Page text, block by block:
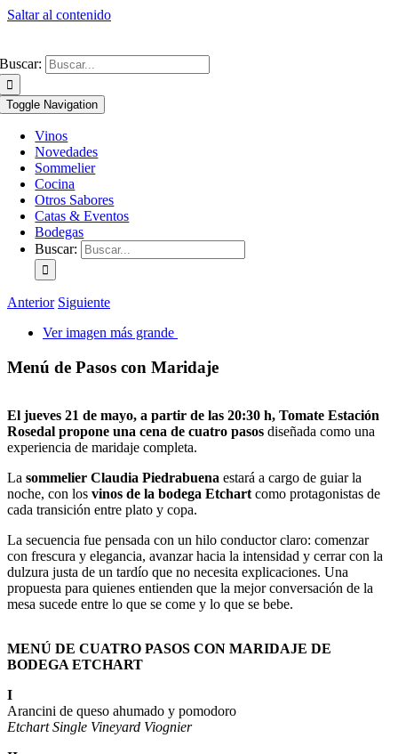
Saltar al contenido
Buscar:
Toggle Navigation
Vinos
Novedades
Sommelier
Cocina
Otros Sabores
Catas & Eventos
Bodegas
Buscar:
Anterior Siguiente
Ver imagen más grande
Menú de Pasos con Maridaje
El jueves 21 de mayo, a partir de las 20:30 h, Tomate Estación
Rosedal propone una cena de cuatro pasos diseñada como una
experiencia de maridaje completa.
La sommelier Claudia Piedrabuena estará a cargo de guiar la
noche, con los vinos de la bodega Etchartcomo protagonistas de
cada transición entre plato y copa.
La secuencia fue pensada con un hilo conductor claro: comenzar
con frescura y elegancia, avanzar hacia la intensidad y cerrar con la
dulzura justa de un tardío que no necesita explicaciones. Una
propuesta para quienes entienden que la mejor conversación de la
mesa sucede entre lo que se come y lo que se bebe.
MENÚ DE CUATRO PASOS CON MARIDAJE DE
BODEGA ETCHART
I
Arancini de queso ahumado y pomodoro
Etchart Single Vineyard Viognier